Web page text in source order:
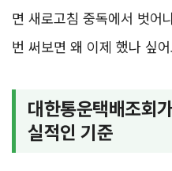
면 새로고침 중독에서 벗어
번 써보면 왜 이제 했나 싶
대한통운택배조회
실적인 기준